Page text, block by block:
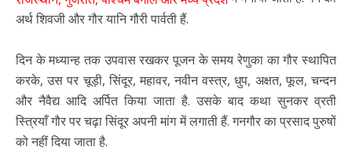
अर्थ शिवजी और गौर यानि गौरी पार्वती हैं.
दिन के मध्यान्ह तक उपवास रखकर पूजन के समय रेणुका का गौर स्थापित
करके, उस पर चूड़ी, सिंदूर, महावर, नवीन वस्त्र, धुप, अक्षत, फूल, चन्दन
और नैवैद्य आदि अर्पित किया जाता है. उसके बाद कथा सुनकर व्रती
स्त्रियाँ गौर पर चढ़ा सिंदूर अपनी मांग में लगाती हैं. गनगौर का प्रसाद पुरुषों
को नहीं दिया जाता है.